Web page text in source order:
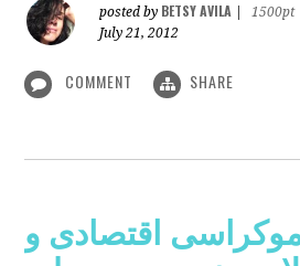
posted by BETSY AVILA
1500pt
July 21, 2012
COMMENT SHARE
اقتصادی و